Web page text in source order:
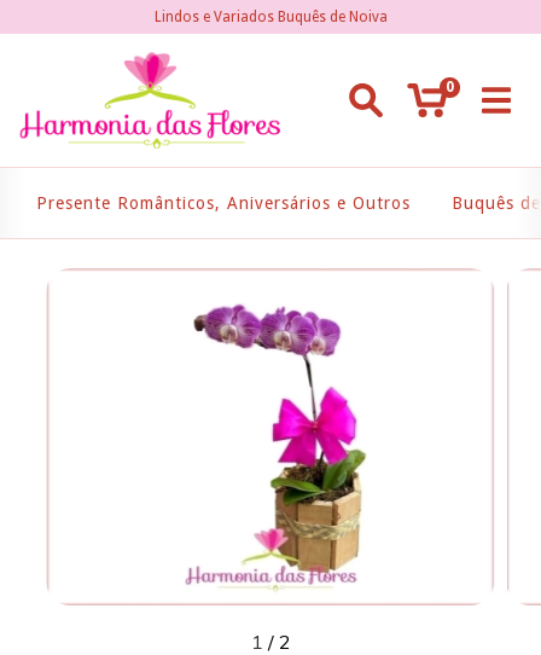
Lindos e Variados Buquês de Noiva
0
Presente Românticos, Aniversários e Outros Buquês
1 / 2